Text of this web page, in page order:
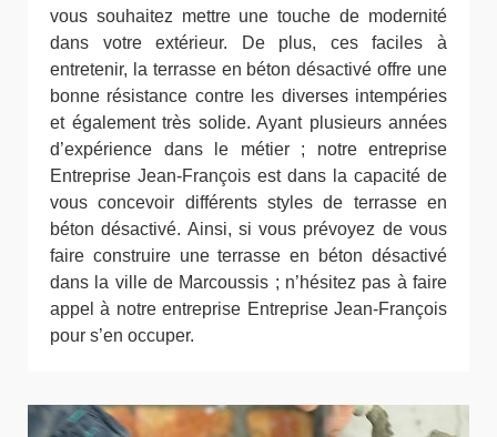
vous souhaitez mettre une touche de modernité
dans votre extérieur. De plus, ces faciles à
entretenir, la terrasse en béton désactivé offre une
bonne résistance contre les diverses intempéries
et également très solide. Ayant plusieurs années
d’expérience dans le métier ; notre entreprise
Entreprise Jean-François est dans la capacité de
vous concevoir différents styles de terrasse en
béton désactivé. Ainsi, si vous prévoyez de vous
faire construire une terrasse en béton désactivé
dans la ville de Marcoussis ; n’hésitez pas à faire
appel à notre entreprise Entreprise Jean-François
pour s’en occuper.